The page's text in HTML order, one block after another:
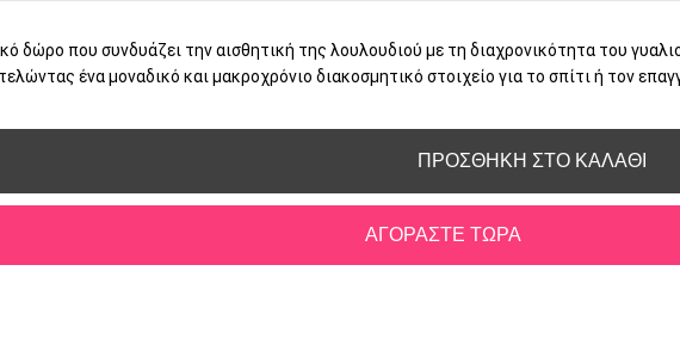
δώρο που συνδυάζει την αισθητική της λουλουδιού με τη διαχρονικότητα του
ένα μοναδικό και μακροχρόνιο διακοσμητικό στοιχείο για το σπίτι ή τον
ΠΡΟΣΘΉΚΗ ΣΤΟ ΚΑΛΆΘΙ
ΑΓΟΡΆΣΤΕ ΤΏΡΑ